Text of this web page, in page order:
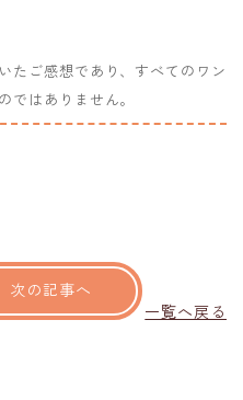
たご感想であり、すべてのワン
ではありません。
一覧へ戻る
次の記事へ